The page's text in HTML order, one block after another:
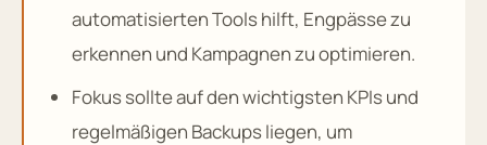
automatisierten Tools hilft, Engpässe zu
erkennen und Kampagnen zu optimieren.
Fokus sollte auf den wichtigsten KPIs und
regelmäßigen Backups liegen, um